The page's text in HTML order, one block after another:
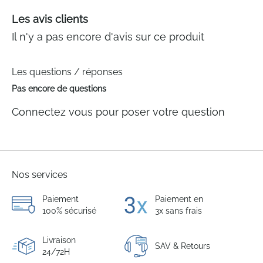
Les avis clients
Il n'y a pas encore d'avis sur ce produit
Les questions / réponses
Pas encore de questions
Connectez vous pour poser votre question
Nos services
Paiement
100% sécurisé
Paiement en
3x sans frais
Livraison
24/72H
SAV & Retours